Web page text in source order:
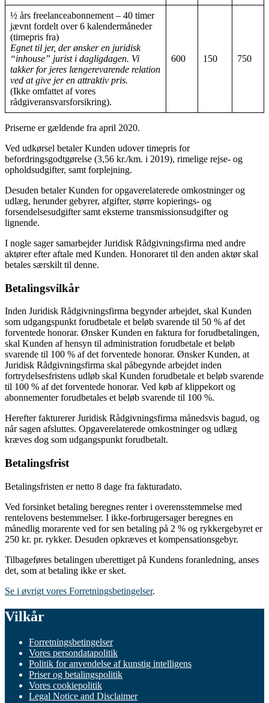
½ års freelanceabonnement – 40 timer
jævnt fordelt over 6 kalendermåneder
(timepris fra)
Egnet til jer, der ønsker en juridisk
“inhouse” jurist i dagligdagen. Vi
takker for jeres længerevarende relation
ved at give jer en attraktiv pris.
(Ikke omfattet af vores
rådgiveransvarsforsikring).
600 150 750
Priserne er gældende fra april 2020.
Ved udkørsel betaler Kunden udover timepris for
befordringsgodtgørelse (3,56 kr./km. i 2019), rimelige rejse- og
opholdsudgifter, samt forplejning.
Desuden betaler Kunden for opgaverelaterede omkostninger og
udlæg, herunder gebyrer, afgifter, større kopierings- og
forsendelsesudgifter samt eksterne transmissionsudgifter og
lignende.
I nogle sager samarbejder Juridisk Rådgivningsfirma med andre
aktører efter aftale med Kunden. Honoraret til den anden aktør skal
betales særskilt til denne.
Betalingsvilkår
Inden Juridisk Rådgivningsfirma begynder arbejdet, skal Kunden
som udgangspunkt forudbetale et beløb svarende til 50 % af det
forventede honorar. Ønsker Kunden en faktura for forudbetalingen,
skal Kunden af hensyn til administration forudbetale et beløb
svarende til 100 % af det forventede honorar. Ønsker Kunden, at
Juridisk Rådgivningsfirma skal påbegynde arbejdet inden
fortrydelsesfristens udløb skal Kunden forudbetale et beløb svarende
til 100 % af det forventede honorar. Ved køb af klippekort og
abonnementer forudbetales et beløb svarende til 100 %.
Herefter fakturerer Juridisk Rådgivningsfirma månedsvis bagud, og
når sagen afsluttes. Opgaverelaterede omkostninger og udlæg
kræves dog som udgangspunkt forudbetalt.
Betalingsfrist
Betalingsfristen er netto 8 dage fra fakturadato.
Ved forsinket betaling beregnes renter i overensstemmelse med
rentelovens bestemmelser. I ikke-forbrugersager beregnes en
månedlig morarente ved for sen betaling på 2 % og rykkergebyret er
250 kr. pr. rykker. Desuden opkræves et kompensationsgebyr.
Tilbageføres betalingen uberettiget på Kundens foranledning, anses
det, som at betaling ikke er sket.
Se i øvrigt vores Forretningsbetingelser.
Vilkår
Forretningsbetingelser
Vores persondatapolitik
Politik for anvendelse af kunstig intelligens
Priser og betalingspolitik
Vores cookiepolitik
Legal Notice and Disclaimer